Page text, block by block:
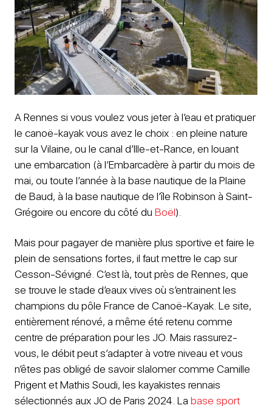
A Rennes si vous voulez vous jeter à l’eau et pratiquer
le canoë-kayak vous avez le choix : en pleine nature
sur la Vilaine, ou le canal d’Ille-et-Rance, en louant
une embarcation (à l’Embarcadère à partir du mois de
mai, ou toute l’année à la base nautique de la Plaine
de Baud, à la base nautique de l’île Robinson à Saint-
Grégoire ou encore du côté du Boël).
Mais pour pagayer de manière plus sportive et faire le
plein de sensations fortes, il faut mettre le cap sur
Cesson-Sévigné. C’est là, tout près de Rennes, que
se trouve le stade d’eaux vives où s’entrainent les
champions du pôle France de Canoë-Kayak. Le site,
entièrement rénové, a même été retenu comme
centre de préparation pour les JO. Mais rassurez-
vous, le débit peut s’adapter à votre niveau et vous
n’êtes pas obligé de savoir slalomer comme Camille
Prigent et Mathis Soudi, les kayakistes rennais
sélectionnés aux JO de Paris 2024. La base sport